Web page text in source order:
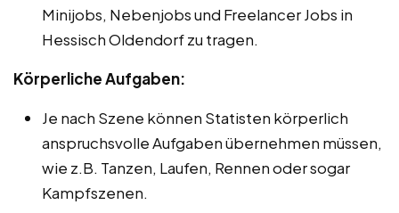
Minijobs, Nebenjobs und Freelancer Jobs in
Hessisch Oldendorf zu tragen.
Körperliche Aufgaben:
Je nach Szene können Statisten körperlich
anspruchsvolle Aufgaben übernehmen müssen,
wie z.B. Tanzen, Laufen, Rennen oder sogar
Kampfszenen.